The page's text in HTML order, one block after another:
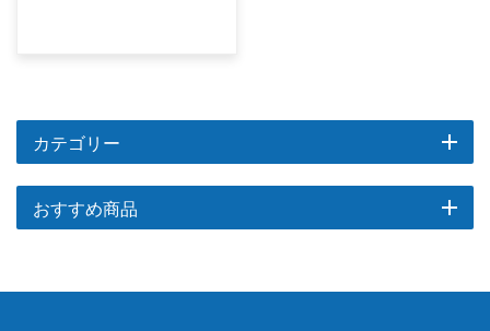
カテゴリー
おすすめ商品